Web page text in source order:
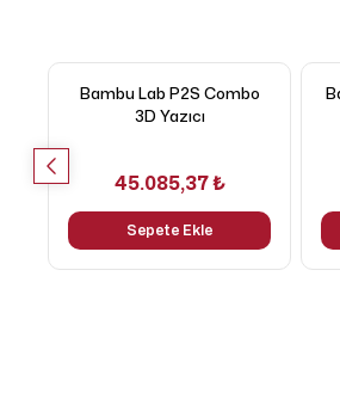
Bambu Lab P2S Combo
3D Yazıcı
45.085,37 ₺
Sepete Ekle